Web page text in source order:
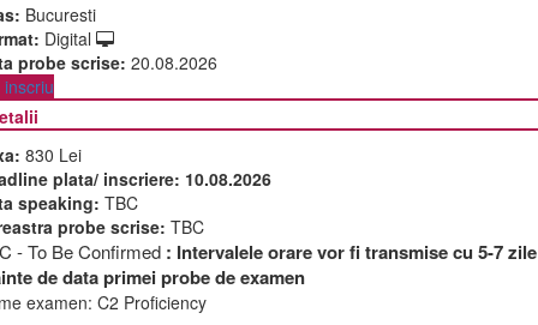
Bucuresti
Digital
probe scrise: 20.08.2026
830 Lei
plata/ inscriere: 10.08.2026
speaking: TBC
probe scrise: TBC
- To Be Confirmed : Intervalele orare vor fi transmise cu 5-7 zile
de data primei probe de examen
examen: C2 Proficiency